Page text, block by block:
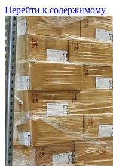
Перейти к содержимому